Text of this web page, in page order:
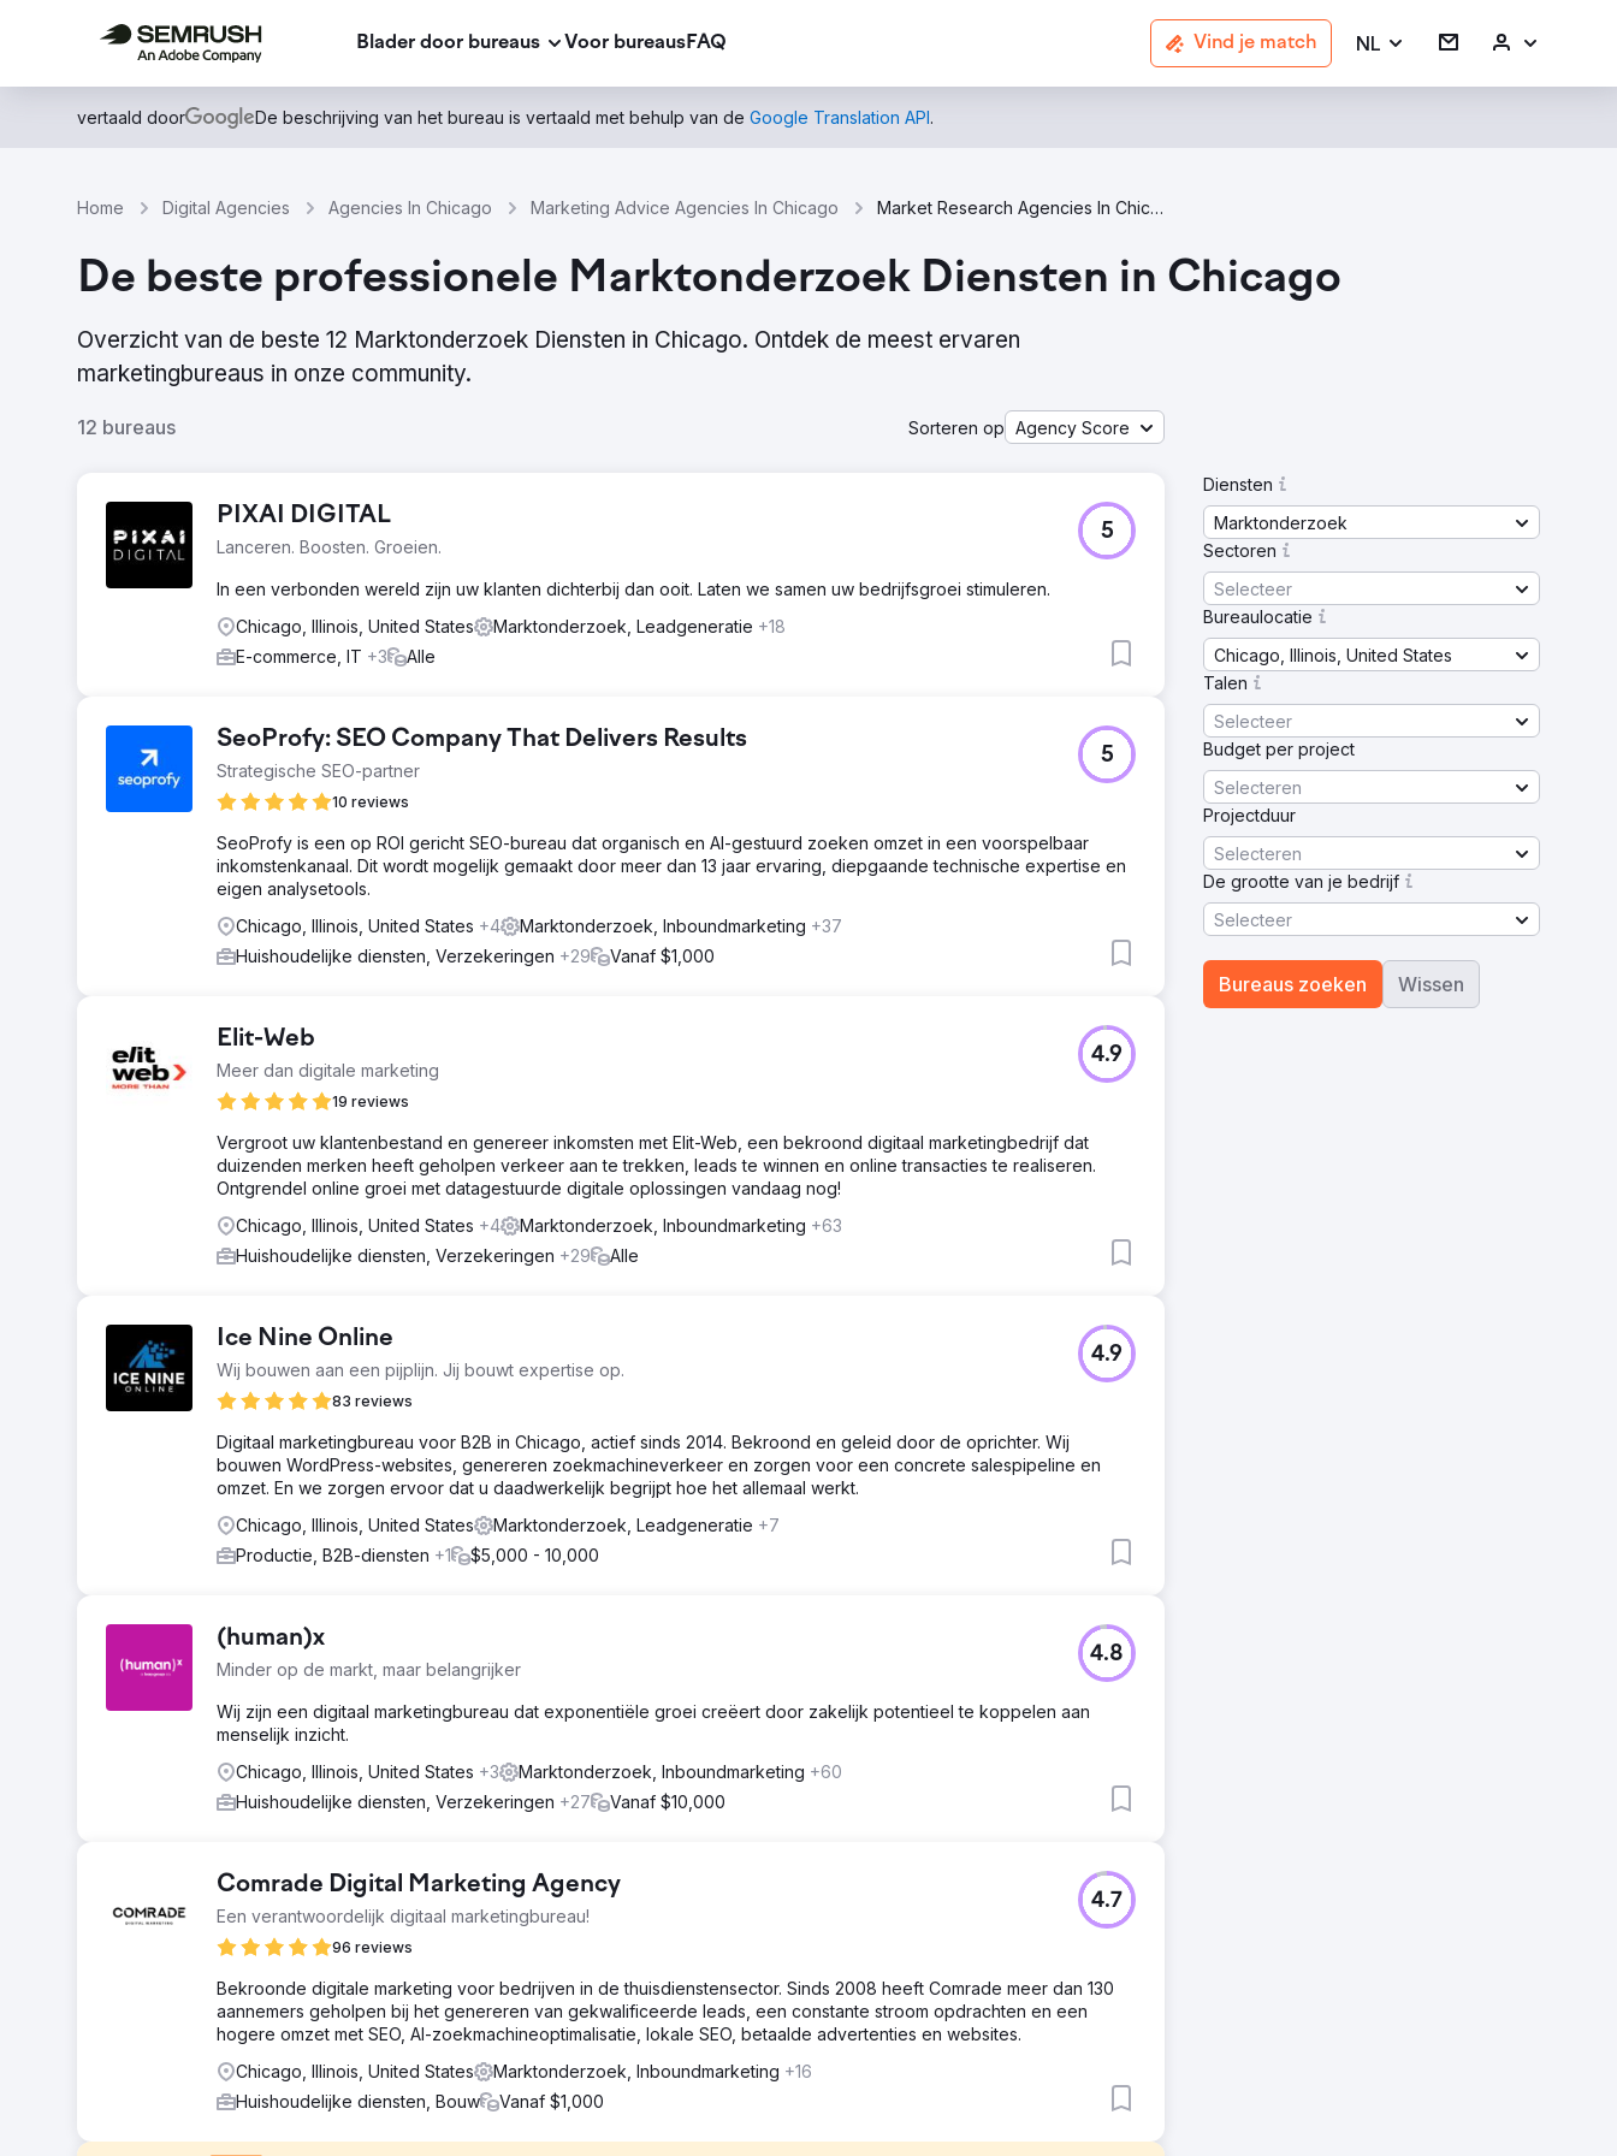
Blader door bureaus Voor bureausFAQ Vind je match NL
vertaald door De beschrijving van het bureau is vertaald met behulp van de Google Translation API.
Home Digital Agencies Agencies In Chicago Marketing Advice Agencies In Chicago Market Research Agencies In Chicago
De beste professionele Marktonderzoek Diensten in Chicago
Overzicht van de beste 12 Marktonderzoek Diensten in Chicago. Ontdek de meest ervaren
marketingbureaus in onze community.
12 bureaus Sorteren op Agency Score
PIXAI DIGITAL
Lanceren. Boosten. Groeien.
5
In een verbonden wereld zijn uw klanten dichterbij dan ooit. Laten we samen uw bedrijfsgroei stimuleren.
Chicago, Illinois, United States
Marktonderzoek, Leadgeneratie +18
E-commerce, IT +3 Alle
SeoProfy: SEO Company That Delivers Results
Strategische SEO-partner
10 reviews
5
SeoProfy is een op ROI gericht SEO-bureau dat organisch en AI-gestuurd zoeken omzet in een voorspelbaar
inkomstenkanaal. Dit wordt mogelijk gemaakt door meer dan 13 jaar ervaring, diepgaande technische expertise en
eigen analysetools.
Chicago, Illinois, United States +4 Marktonderzoek, Inboundmarketing +37
Huishoudelijke diensten, Verzekeringen +29 Vanaf $1,000
Elit-Web
Meer dan digitale marketing
19 reviews
4.9
Vergroot uw klantenbestand en genereer inkomsten met Elit-Web, een bekroond digitaal marketingbedrijf dat
duizenden merken heeft geholpen verkeer aan te trekken, leads te winnen en online transacties te realiseren.
Ontgrendel online groei met datagestuurde digitale oplossingen vandaag nog!
Chicago, Illinois, United States +4 Marktonderzoek, Inboundmarketing +63
Huishoudelijke diensten, Verzekeringen +29 Alle
Ice Nine Online
Wij bouwen aan een pijplijn. Jij bouwt expertise op.
83 reviews
4.9
Digitaal marketingbureau voor B2B in Chicago, actief sinds 2014. Bekroond en geleid door de oprichter. Wij
bouwen WordPress-websites, genereren zoekmachineverkeer en zorgen voor een concrete salespipeline en
omzet. En we zorgen ervoor dat u daadwerkelijk begrijpt hoe het allemaal werkt.
Chicago, Illinois, United States
Marktonderzoek, Leadgeneratie +7
Productie, B2B-diensten +1 $5,000 - 10,000
(human)x
Minder op de markt, maar belangrijker
4.8
Wij zijn een digitaal marketingbureau dat exponentiële groei creëert door zakelijk potentieel te koppelen aan
menselijk inzicht.
Chicago, Illinois, United States +3 Marktonderzoek, Inboundmarketing +60
Huishoudelijke diensten, Verzekeringen +27 Vanaf $10,000
Comrade Digital Marketing Agency
Een verantwoordelijk digitaal marketingbureau!
96 reviews
4.7
Bekroonde digitale marketing voor bedrijven in de thuisdienstensector. Sinds 2008 heeft Comrade meer dan 130
aannemers geholpen bij het genereren van gekwalificeerde leads, een constante stroom opdrachten en een
hogere omzet met SEO, AI-zoekmachineoptimalisatie, lokale SEO, betaalde advertenties en websites.
Chicago, Illinois, United States
Marktonderzoek, Inboundmarketing +16
Huishoudelijke diensten, Bouw
Vanaf $1,000
Diensten
Marktonderzoek
Sectoren
Selecteer
Bureaulocatie
Chicago, Illinois, United States
Talen
Selecteer
Budget per project
Selecteren
Projectduur
Selecteren
De grootte van je bedrijf
Selecteer
Bureaus zoeken Wissen